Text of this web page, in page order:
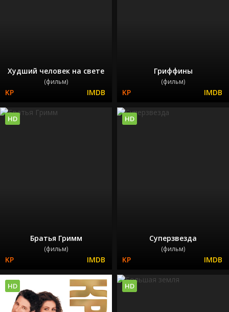
Худший человек на свете
(фильм)
Гриффины
(фильм)
Братья Гримм
(фильм)
HD
Суперзвезда
(фильм)
HD
HD HD